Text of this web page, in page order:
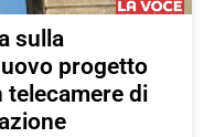
sulla
progetto
telecamere di